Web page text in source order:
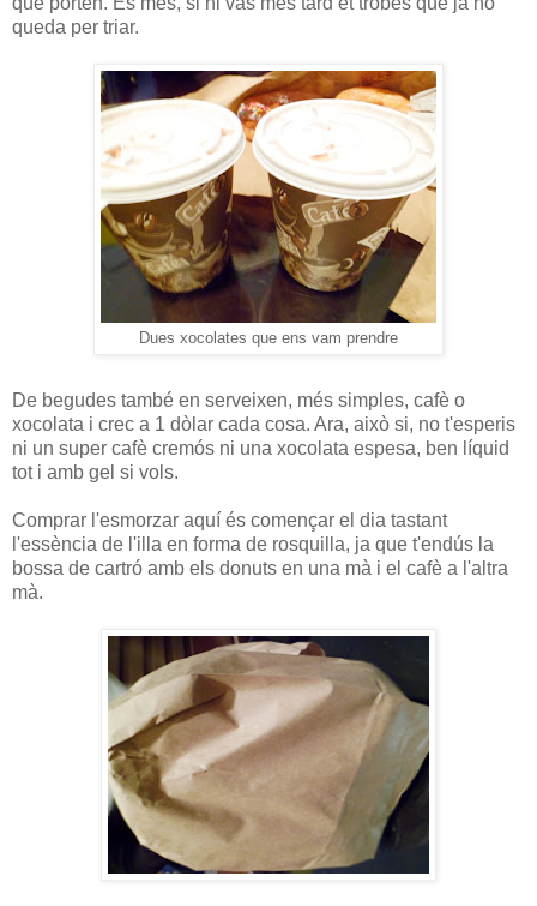
queda per triar.
Dues xocolates que ens vam prendre
De begudes també en serveixen, més simples, cafè o
xocolata i crec a 1 dòlar cada cosa. Ara, això si, no t'esperis
ni un super cafè cremós ni una xocolata espesa, ben líquid
tot i amb gel si vols.
Comprar l'esmorzar aquí és començar el dia tastant
l'essència de l'illa en forma de rosquilla, ja que t'endús la
bossa de cartró amb els donuts en una mà i el cafè a l'altra
mà.